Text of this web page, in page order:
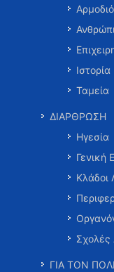
Ιστορία
Ταμεία
ΔΙΑΡΘΡΩΣΗ
Ηγεσία
Γενική
Κλάδοι
ΓΙΑ ΤΟΝ